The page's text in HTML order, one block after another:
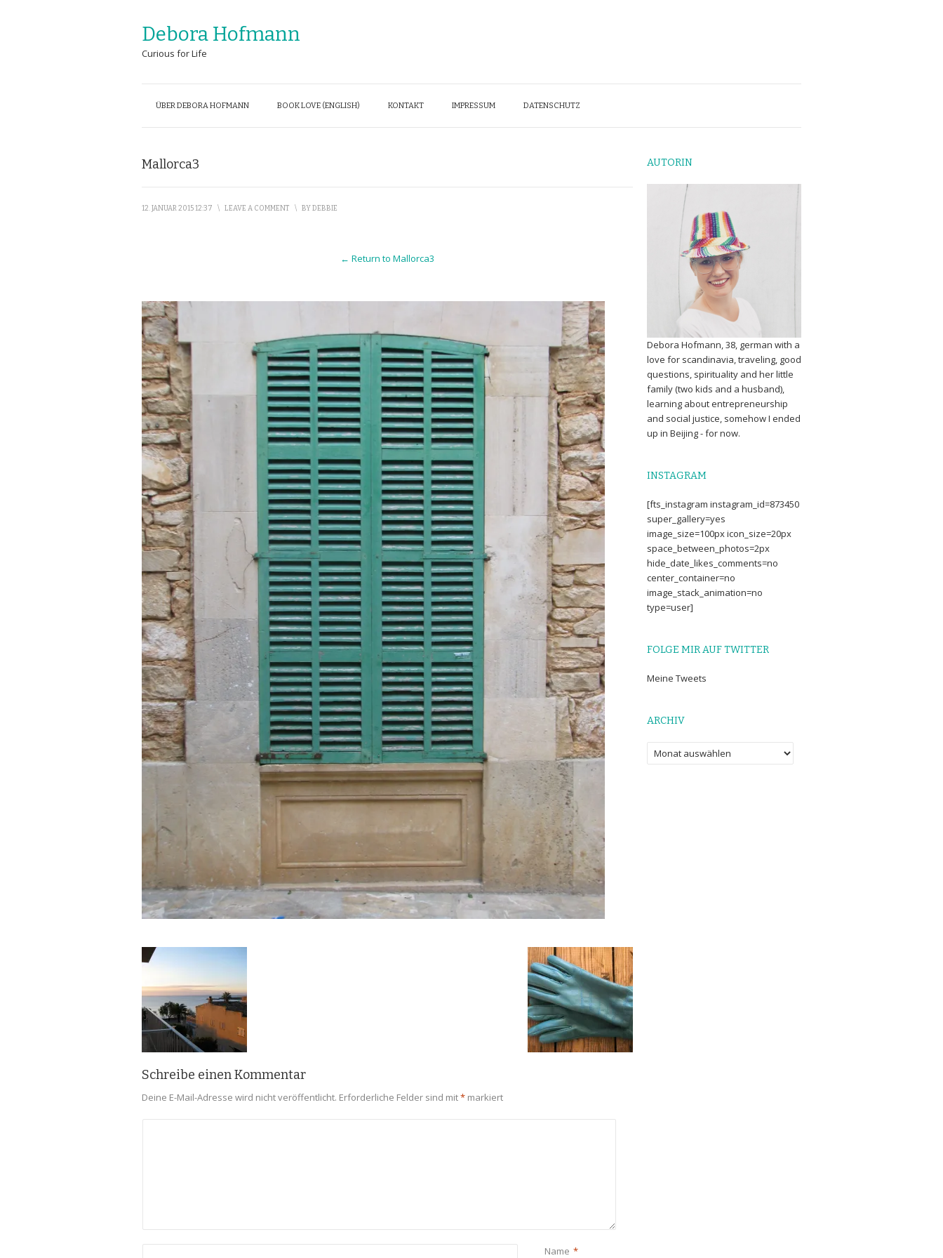
Debora Hofmann
Curious for Life
ÜBER DEBORA HOFMANN BOOK LOVE (ENGLISH) KONTAKT IMPRESSUM DATENSCHUTZ
Mallorca3
12. JANUAR 2015 12:37 \ LEAVE A COMMENT \ BYDEBBIE
← Return to Mallorca3
Schreibe einen Kommentar
Deine E-Mail-Adresse wird nicht veröffentlicht. Erforderliche Felder sind mit* markiert
Name *
AUTORIN
Debora Hofmann, 38, german with a
love for scandinavia, traveling, good
questions, spirituality and her little
family (two kids and a husband),
learning about entrepreneurship
and social justice, somehow I ended
up in Beijing - for now.
INSTAGRAM
[fts_instagram instagram_id=873450
super_gallery=yes
image_size=100px icon_size=20px
space_between_photos=2px
hide_date_likes_comments=no
center_container=no
image_stack_animation=no
type=user]
FOLGE MIR AUF TWITTER
Meine Tweets
ARCHIV
Archiv